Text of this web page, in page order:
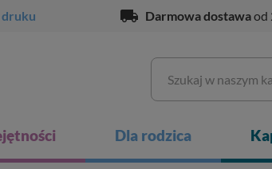
druku local_shipping Darmowa dostawaod
Dla rodzica